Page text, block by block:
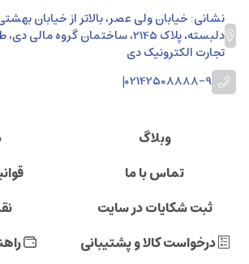
نشانی: خیابان ولی عصر، بالاتر از خیابان
دلبسته، پلاک 2145، ساختمان گروه
تجارت الکترونیک دی
02142508888-9
|
وبلاگ
تماس با ما
ثبت شکایات در سایت
درخواست کالا و پشتیبانی